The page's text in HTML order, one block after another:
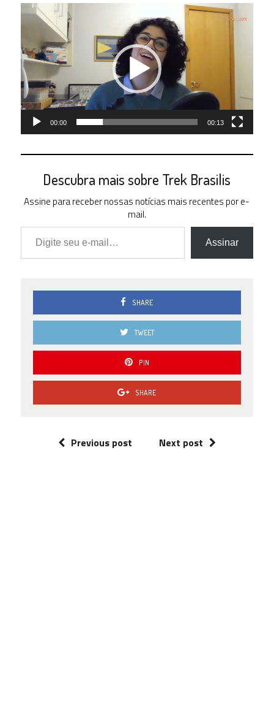
Tocador
de
vídeo
00:00 00:13
Descubra mais sobre Trek Brasilis
Assine para receber nossas notícias mais recentes por e-
mail.
Digite seu e-mail…
Assinar
SHARE
TWEET
PIN
SHARE
Previous post Next post